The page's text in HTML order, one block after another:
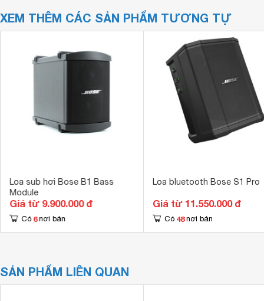
XEM THÊM CÁC SẢN PHẨM TƯƠNG TỰ
Loa sub hơi Bose B1 Bass
Module
Giá từ 9.900.000 đ
Có 6 nơi bán
Loa bluetooth Bose S1 Pro
Giá từ 11.550.000 đ
Có 48 nơi bán
SẢN PHẨM LIÊN QUAN